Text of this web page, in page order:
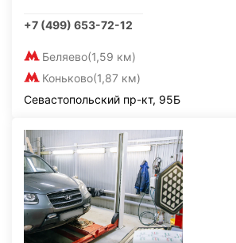
+7 (499) 653-72-12
Беляево(1,59 км)
Коньково(1,87 км)
Севастопольский пр-кт, 95Б